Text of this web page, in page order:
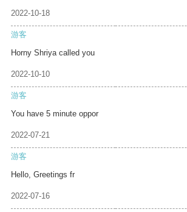
2022-10-18
游客
Horny Shriya called you
2022-10-10
游客
You have 5 minute oppor
2022-07-21
游客
Hello, Greetings fr
2022-07-16